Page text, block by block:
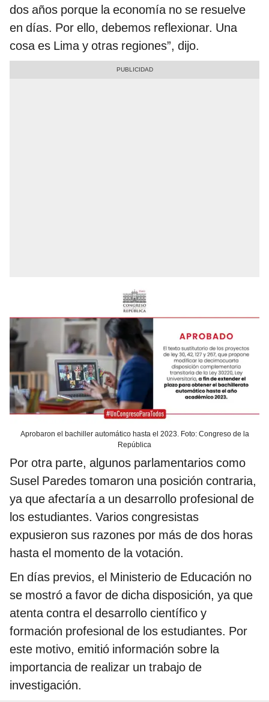
dos años porque la economía no se resuelve
en días. Por ello, debemos reflexionar. Una
cosa es Lima y otras regiones”, dijo.
Aprobaron el bachiller automático hasta el 2023. Foto: Congreso de la
República
Por otra parte, algunos parlamentarios como
Susel Paredes tomaron una posición contraria,
ya que afectaría a un desarrollo profesional de
los estudiantes. Varios congresistas
expusieron sus razones por más de dos horas
hasta el momento de la votación.
En días previos, el Ministerio de Educación no
se mostró a favor de dicha disposición, ya que
atenta contra el desarrollo científico y
formación profesional de los estudiantes. Por
este motivo, emitió información sobre la
importancia de realizar un trabajo de
investigación.